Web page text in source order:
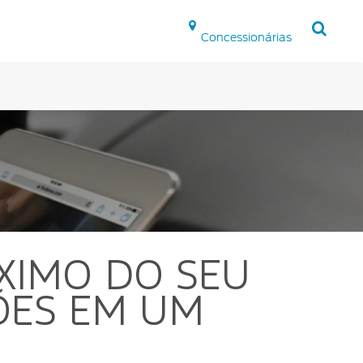
Tecnologia
SYNC®
Assistência de Emergência
Applink™
Concessionárias
DO SEU
EM UM